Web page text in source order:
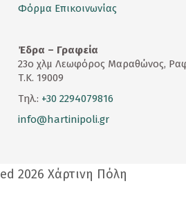
Φόρμα Επικοινωνίας
Έδρα – Γραφεία
23ο χλμ Λεωφόρος Μαραθώνος,
Τ.Κ. 19009
Τηλ.: +30 2294079816
info@hartinipoli.gr
2026 Χάρτινη Πόλη